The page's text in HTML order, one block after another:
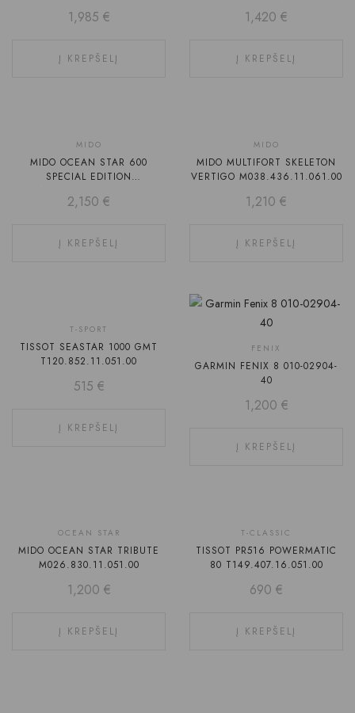
1,985 €
Į KREPŠELĮ
M026.829.17.051.00
1,420 €
Į KREPŠELĮ
MIDO
MIDO OCEAN STAR 600
SPECIAL EDITION
2,150 €
Į KREPŠELĮ
MIDO
MIDO MULTIFORT SKELETON
VERTIGO M038.436.11.061.00
1,210 €
Į KREPŠELĮ
T-SPORT
TISSOT SEASTAR 1000 GMT
T120.852.11.051.00
515 €
Į KREPŠELĮ
FENIX
GARMIN FENIX 8 010-02904-
40
1,200 €
Į KREPŠELĮ
OCEAN STAR
MIDO OCEAN STAR TRIBUTE
M026.830.11.051.00
1,200 €
Į KREPŠELĮ
T-CLASSIC
TISSOT PR516 POWERMATIC
80 T149.407.16.051.00
690 €
Į KREPŠELĮ